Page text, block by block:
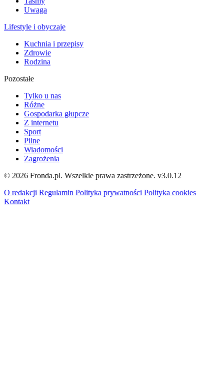
Uwaga
Lifestyle i obyczaje
Kuchnia i przepisy
Zdrowie
Rodzina
Pozostałe
Tylko u nas
Różne
Gospodarka głupcze
Z internetu
Sport
Pilne
Wiadomości
Zagrożenia
© 2026 Fronda.pl. Wszelkie prawa zastrzeżone. v3.0.12
O redakcji Regulamin Polityka prywatności Polityka cookies
Kontakt